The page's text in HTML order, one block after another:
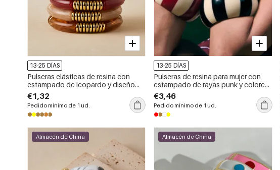
13-25 DÍAS
Pulseras elásticas de resina con
estampado de leopardo y diseño
patchwork para mujer
€1,32
Pedido mínimo de 1 ud.
13-25 DÍAS
Pulseras de resina para mujer con
estampado de rayas punk y colores
variados.
€3,46
Pedido mínimo de 1 ud.
Almacén de China Almacén de China